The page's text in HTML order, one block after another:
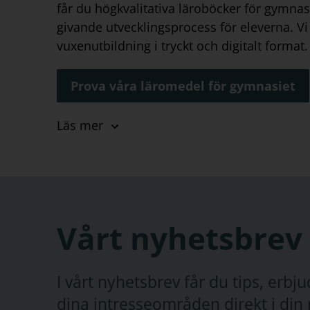
får du högkvalitativa läroböcker för
givande utvecklingsprocess för eleverna.
vuxenutbildning i tryckt och digitalt format.
Prova våra läromedel för gymnasiet
Läroböcker för
naturorienterade ämnen
skolböcker inom ämnena för lärande och
samhällskunskap
företagsekonomi, ledarskap och
media och kommunikation. Vi har även
Läs mer
Vårt nyhetsbrev
I vårt nyhetsbrev får du tips,
dina intresseområden direkt i din